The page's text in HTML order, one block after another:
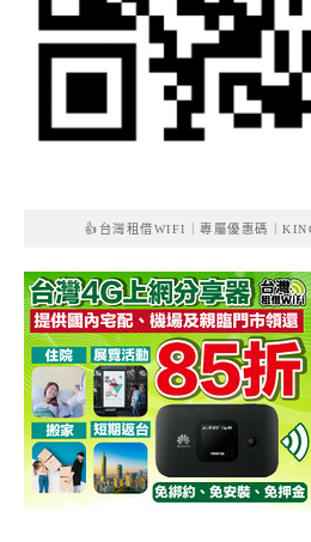
👍台灣租借WIFI｜專屬優惠碼｜